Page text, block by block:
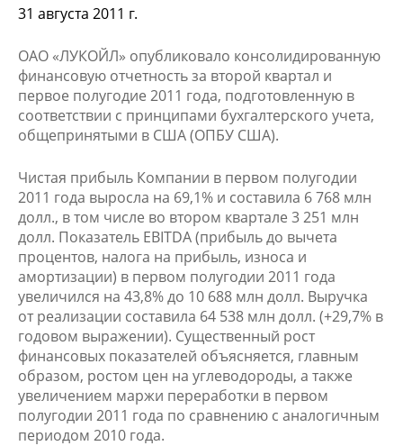
31 августа 2011 г.
ОАО «ЛУКОЙЛ» опубликовало консолидированную
финансовую отчетность за второй квартал и
первое полугодие 2011 года, подготовленную в
соответствии с принципами бухгалтерского учета,
общепринятыми в США (ОПБУ США).
Чистая прибыль Компании в первом полугодии
2011 года выросла на 69,1% и составила 6 768 млн
долл., в том числе во втором квартале 3 251 млн
долл. Показатель EBITDA (прибыль до вычета
процентов, налога на прибыль, износа и
амортизации) в первом полугодии 2011 года
увеличился на 43,8% до 10 688 млн долл. Выручка
от реализации составила 64 538 млн долл. (+29,7% в
годовом выражении). Существенный рост
финансовых показателей объясняется, главным
образом, ростом цен на углеводороды, а также
увеличением маржи переработки в первом
полугодии 2011 года по сравнению с аналогичным
периодом 2010 года.